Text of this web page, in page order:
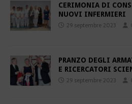
CERIMONIA DI
NUOVI INFERMIERI
29 septembre 2023
PRANZO DEGLI
E RICERCATORI
29 septembre 2023